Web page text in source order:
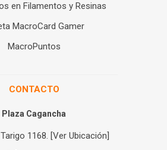
en Filamentos y Resinas
MacroCard Gamer
MacroPuntos
CONTACTO
Plaza Cagancha
1168. [Ver Ubicación]